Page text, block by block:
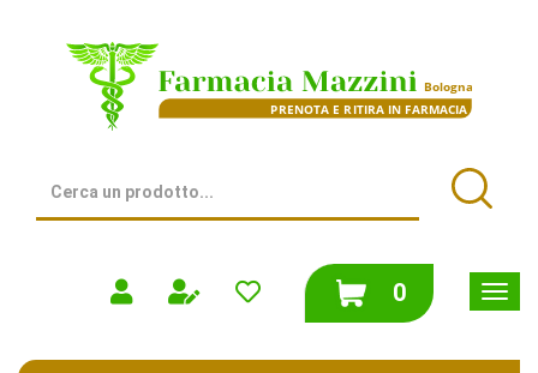
contenuto
Farmacia
Prodotto
0prodotti
inseriti